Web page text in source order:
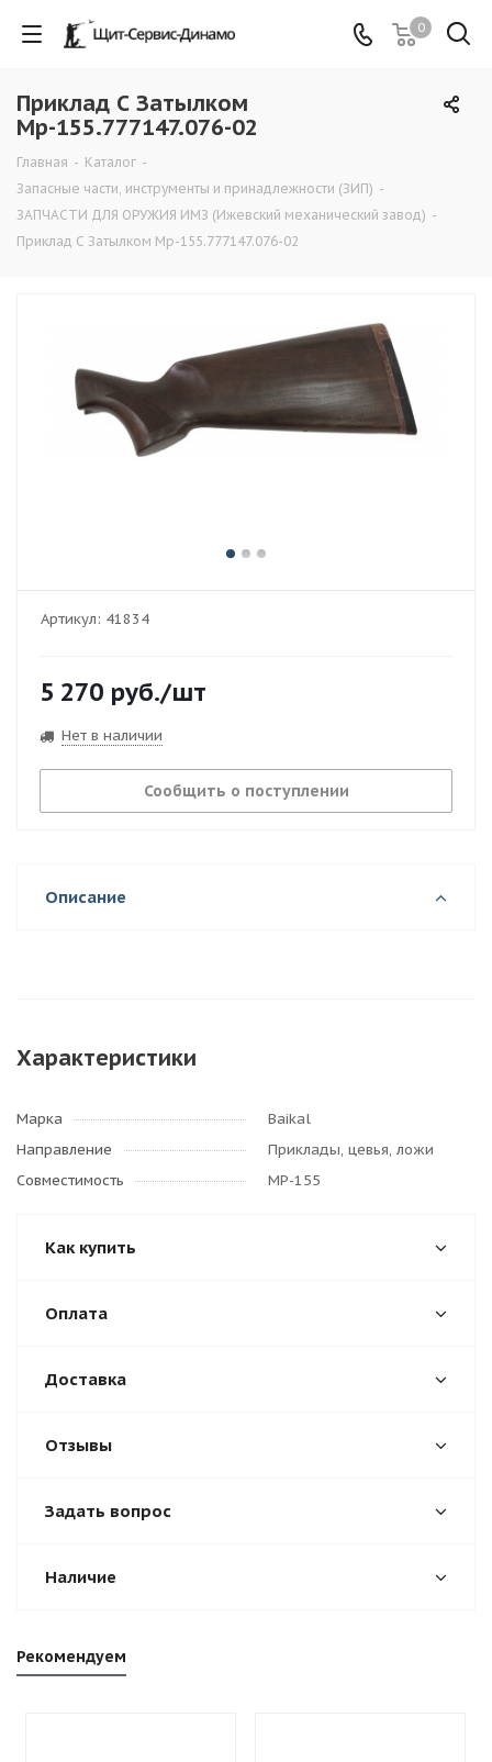
0
Приклад С Затылком
Мр-155.777147.076-02
Главная - Каталог -
Запасные части, инструменты и принадлежности (ЗИП) -
ЗАПЧАСТИ ДЛЯ ОРУЖИЯ ИМЗ (Ижевский механический завод) -
Приклад С Затылком Мр-155.777147.076-02
Артикул: 41834
5 270 руб./шт
Нет в наличии
Сообщить о поступлении
Описание
Характеристики
Марка
Baikal
Направление
Приклады, цевья, ложи
Совместимость
МР-155
Как купить
Оплата
Доставка
Отзывы
Задать вопрос
Наличие
Рекомендуем